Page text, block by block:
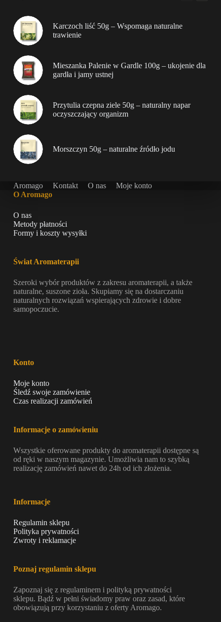
Karczoch liść 50g – Wspomaga naturalne
trawienie
Mieszanka Palenie w Gardle 100g – ukojenie dla
gardła i jamy ustnej
Przytulia czepna ziele 50g – naturalny napar
oczyszczający organizm
Morszczyn 50g – naturalne źródło jodu
Aromago Kontakt O nas
Moje konto
O Aromago
O nas
Metody płatności
Formy i koszty wysyłki
Świat Aromaterapii
Szeroki wybór produktów z zakresu aromaterapii, a także
naturalne, suszone zioła. Skupiamy się na dostarczaniu
naturalnych rozwiązań wspierających zdrowie i dobre
samopoczucie.
Konto
Moje konto
Śledź swoje zamówienie
Czas realizacji zamówień
Informacje o zamówieniu
Wszystkie oferowane produkty do aromaterapii dostępne są
od ręki w naszym magazynie. Umożliwia nam to szybką
realizację zamówień nawet do 24h od ich złożenia.
Informacje
Regulamin sklepu
Polityka prywatności
Zwroty i reklamacje
Poznaj regulamin sklepu
Zapoznaj się z regulaminem i polityką prywatności
sklepu. Bądź w pełni świadomy praw oraz zasad, które
obowiązują przy korzystaniu z oferty Aromago.